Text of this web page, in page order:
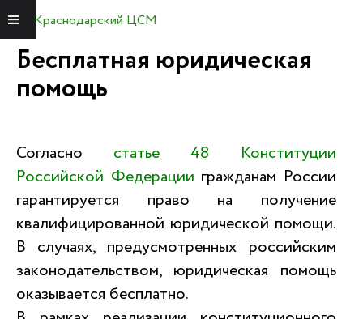
Бесплатная юридическая
помощь
Согласно
статье 48 Конституции
Российской Федерации гражданам России
гарантируется право на получение
квалифицированной юридической помощи.
В случаях, предусмотренных российским
законодательством, юридическая помощь
оказывается бесплатно.
Краснодарский ЦСМ